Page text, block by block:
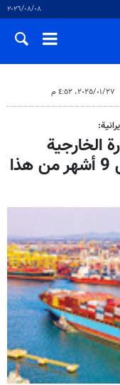
٠٨‏/٠٨‏/٢٠٢٦
٢٧‏/٠١‏/٢٠٢٥، ٤:٥٢ م
الخارجية
لإيران مع دول غرب آسيا خلال 9 أشهر من هذا